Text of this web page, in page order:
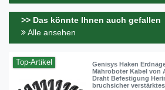
>> Das könnte Ihnen auch gefallen
Alle ansehen
Top-Artikel
Genisys Haken
Mähroboter Kabel von
Draht Befestigung
bruchsicher